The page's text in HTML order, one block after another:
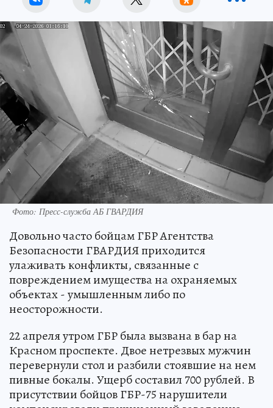
Фото: Пресс-служба АБ ГВАРДИЯ
Довольно часто бойцам ГБР Агентства
Безопасности ГВАРДИЯ приходится
улаживать конфликты, связанные с
повреждением имущества на охраняемых
объектах - умышленным либо по
неосторожности.
22 апреля утром ГБР была вызвана в бар на
Красном проспекте. Двое нетрезвых мужчин
перевернули стол и разбили стоявшие на нем
пивные бокалы. Ущерб составил 700 рублей. В
присутствии бойцов ГБР-75 нарушители